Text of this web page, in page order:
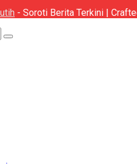
- Soroti Berita Terkini |